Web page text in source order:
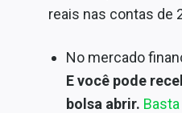
reais nas contas de
No mercado
E você pode
bolsa abrir.